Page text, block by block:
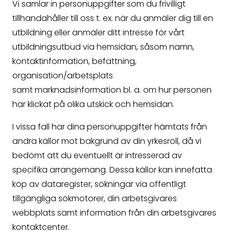
Vi samlar in personuppgifter som du frivilligt
tillhandahåller till oss t. ex. när du anmäler dig till en
utbildning eller anmäler ditt intresse för vårt
utbildningsutbud via hemsidan, såsom namn,
kontaktinformation, befattning,
organisation/arbetsplats
samt marknadsinformation bl. a. om hur personen
har klickat på olika utskick och hemsidan.
I vissa fall har dina personuppgifter hämtats från
andra källor mot bakgrund av din yrkesroll, då vi
bedömt att du eventuellt är intresserad av
specifika arrangemang. Dessa källor kan innefatta
köp av dataregister, sökningar via offentligt
tillgängliga sökmotorer, din arbetsgivares
webbplats samt information från din arbetsgivares
kontaktcenter.